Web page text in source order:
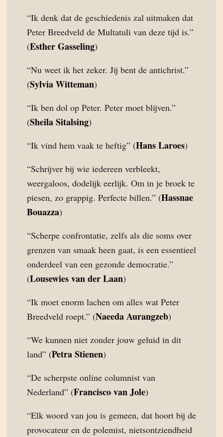
“Ik denk dat de geschiedenis zal uitmaken dat
Peter Breedveld de Multatuli van deze tijd is.”
(Esther Gasseling)
“Nu weet ik het zeker. Jij bent de antichrist.”
(Sylvia Witteman)
“Ik ben dol op Peter. Peter moet blijven.”
(Sheila Sitalsing)
“Ik vind hem vaak te heftig” (Hans Laroes)
“Schrijver bij wie iedereen verbleekt,
weergaloos, dodelijk eerlijk. Om in je broek te
piesen, zo grappig. Perfecte billen.” (Hassnae
Bouazza)
“Scherpe confrontatie, zelfs als die soms over
grenzen van smaak heen gaat, is een essentieel
onderdeel van een gezonde democratie.”
(Lousewies van der Laan)
“Ik moet enorm lachen om alles wat Peter
Breedveld roept.” (Naeeda Aurangzeb)
“We kunnen niet zonder jouw geluid in dit
land” (Petra Stienen)
“De scherpste online columnist van
Nederland” (Francisco van Jole)
“Elk woord van jou is gemeen, dat hoort bij de
provocateur en de polemist, nietsontziendheid